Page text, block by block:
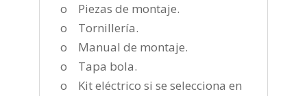
o Piezas de montaje.
o Tornillería.
o Manual de montaje.
o Tapa bola.
o Kit eléctrico si se selecciona en